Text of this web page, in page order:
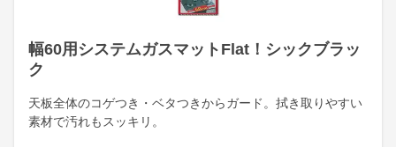
幅60用システムガスマットFlat！シックブラッ
ク
天板全体のコゲつき・ベタつきからガード。拭き取りやすい
素材で汚れもスッキリ。